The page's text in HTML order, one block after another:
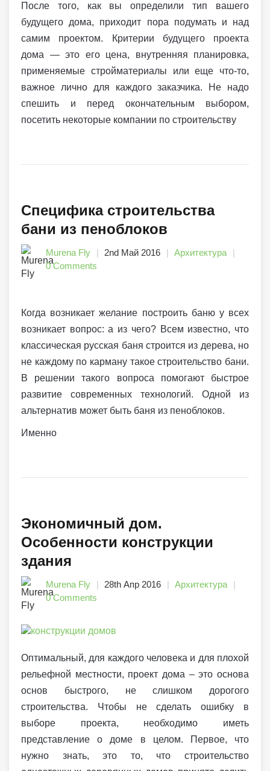
После того, как вы определили тип вашего
будущего дома, приходит пора подумать и над
самим проектом. Критерии будущего проекта
дома — это его цена, внутренняя планировка,
применяемые стройматериалы или еще что-то,
важное лично для каждого заказчика. Не надо
спешить и перед окончательным выбором,
посетить некоторые компании по строительству
Специфика строительства
бани из пеноблоков
Murena Fly 2nd Май 2016
Архитектура
0 Comments
Когда возникает желание построить баню у всех
возникает вопрос: а из чего? Всем известно, что
классическая русская баня строится из дерева, но
не каждому по карману такое строительство бани.
В решении такого вопроса помогают быстрое
развитие современных технологий. Одной из
альтернатив может быть баня из пеноблоков.
Именно
Экономичный дом.
Особенности конструкции
здания
Murena Fly 28th Апр 2016
Архитектура
0 Comments
Оптимальный, для каждого человека и для плохой
рельефной местности, проект дома – это основа
основ быстрого, не слишком дорогого
строительства. Чтобы не сделать ошибку в
выборе проекта, необходимо иметь
представление о доме в целом. Первое, что
нужно знать, это то, что строительство